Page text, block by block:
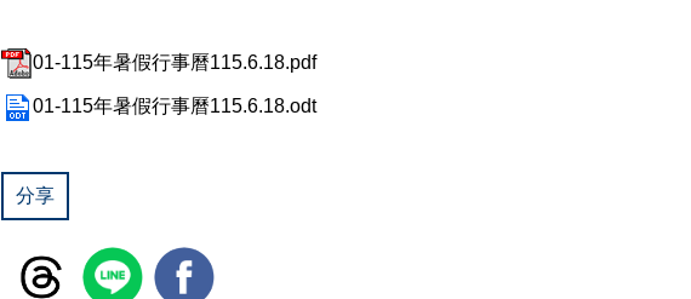
01-115年暑假行事曆115.6.18.pdf
01-115年暑假行事曆115.6.18.odt
分享